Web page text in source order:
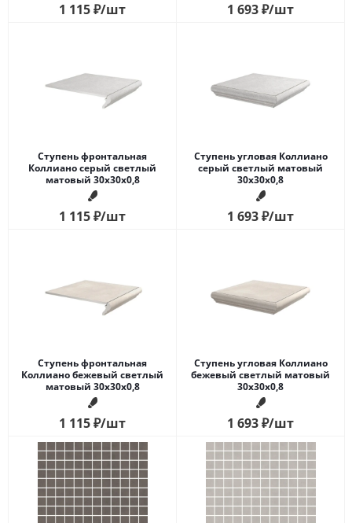
1 115₽/шт 1 693₽/шт
Ступень фронтальная
Коллиано серый светлый
матовый 30x30x0,8
1 115₽/шт
Ступень угловая Коллиано
серый светлый матовый
30x30x0,8
1 693₽/шт
Ступень фронтальная
Коллиано бежевый светлый
матовый 30x30x0,8
1 115₽/шт
Ступень угловая Коллиано
бежевый светлый матовый
30x30x0,8
1 693₽/шт